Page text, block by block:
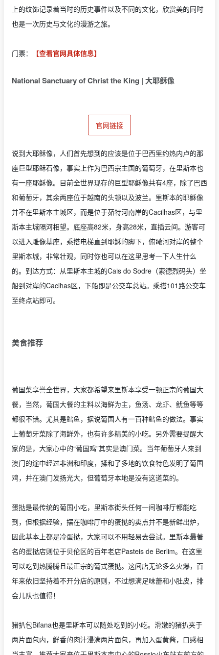
上的纹饰记录着当时的历史事件以及不同的文化，欣赏美的同时
也是一次历史与文化的漫游之旅。
门票： 【查看官网具体信息】
National Sanctuary of Christ the King | 大耶稣像
官网链接
说到大耶稣像，人们首先想到的应该是位于巴西里约热内卢的那
座巨型耶稣石像，事实上作为巴西宗主国的葡萄牙，在里斯本也
有一座耶稣像。目前全世界现存的巨型耶稣像共有4座，除了巴西
和葡萄牙，其余两座位于越南的头顿以及波兰。里斯本的耶稣像
并不在里斯本主城区，而是位于茹特河南岸的Cacilhas区，与里
斯本主城隔河相望。底座高82米，身高28米，直插云间。游客可
以进入雕像基座，乘搭电梯直到耶稣的脚下，俯瞰河对岸的整个
里斯本城，非常壮观，同时你也可以在这里思考一下人生什么
的。到达方式：从里斯本主城的Cais do Sodre（索德烈码头）坐
船到对岸的Cacihas区，下船即是公交车总站。乘搭101路公交车
至终点站即可。
美食推荐
葡国菜享誉全世界，大家都希望来里斯本享受一顿正宗的葡国大
餐，当然，葡国大餐的主料以海鲜为主，鱼汤、龙虾、鱿鱼等等
都很不错。尤其是鳕鱼，据说葡国人有一百种鳕鱼的做法。事实
上葡萄牙菜除了海鲜外，也有许多精美的小吃。另外需要提醒大
家的是，大家心中的“葡国鸡”其实是澳门菜。当年葡萄牙人来到
澳门的途中经过非洲和印度，揉和了多地的饮食特色发明了葡国
鸡，并在澳门发扬光大，但葡萄牙本地是没有这道菜的。
蛋挞是最传统的葡国小吃，里斯本街头任何一间咖啡厅都能吃
到，但根据经验，摆在咖啡厅中的蛋挞的卖点并不是新鲜出炉，
因此基本上都是冷蛋挞，大家可以不用轻易去尝试。里斯本最著
名的蛋挞店则位于贝伦区的百年老店Pasteis de Berlim。在这里
可以吃到热腾腾且最正宗的葡式蛋挞。这间店无论多么火爆，百
年来依旧坚持着不开分店的原则，不过想满足味蕾和小肚皮，排
会儿队也值得！
猪扒包Bifana也是里斯本可以随处吃到的小吃。滑嫩的猪扒夹于
两片面包内，鲜香的肉汁浸满两片面包，再加入蛋黄酱，口感相